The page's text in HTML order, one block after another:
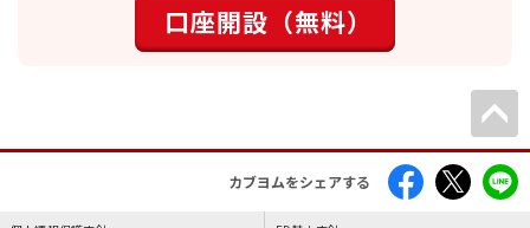
口座開設（無料）
カブヨムをシェアする